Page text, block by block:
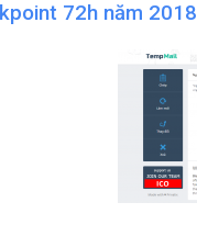
72h năm 2018